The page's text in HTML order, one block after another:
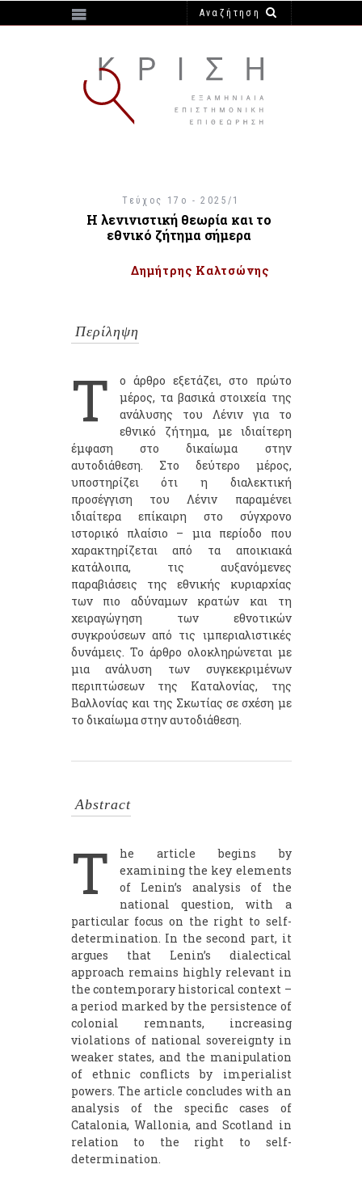
https://e-krisi.gr/wp-content/themes/krisi
Τεύχος 17ο - 2025/1
Η λενινιστική θεωρία και το
εθνικό ζήτημα σήμερα
Δημήτρης Καλτσώνης
Περίληψη
Τ
ο άρθρο εξετάζει, στο πρώτο
μέρος, τα βασικά στοιχεία της
ανάλυσης του Λένιν για το
εθνικό ζήτημα, με ιδιαίτερη
έμφαση στο δικαίωμα στην
αυτοδιάθεση. Στο δεύτερο μέρος,
υποστηρίζει ότι η διαλεκτική
προσέγγιση του Λένιν παραμένει
ιδιαίτερα επίκαιρη στο σύγχρονο
ιστορικό πλαίσιο – μια περίοδο που
χαρακτηρίζεται από τα αποικιακά
κατάλοιπα, τις αυξανόμενες
παραβιάσεις της εθνικής κυριαρχίας
των πιο αδύναμων κρατών και τη
χειραγώγηση των εθνοτικών
συγκρούσεων από τις ιμπεριαλιστικές
δυνάμεις. Το άρθρο ολοκληρώνεται με
μια ανάλυση των συγκεκριμένων
περιπτώσεων της Καταλονίας, της
Βαλλονίας και της Σκωτίας σε σχέση με
το δικαίωμα στην αυτοδιάθεση.
Abstract
T
he article begins by
examining the key elements
of Lenin’s analysis of the
national question, with a
particular focus on the right to self-
determination. In the second part, it
argues that Lenin’s dialectical
approach remains highly relevant in
the contemporary historical context –
a period marked by the persistence of
colonial remnants, increasing
violations of national sovereignty in
weaker states, and the manipulation
of ethnic conflicts by imperialist
powers. The article concludes with an
analysis of the specific cases of
Catalonia, Wallonia, and Scotland in
relation to the right to self-
determination.